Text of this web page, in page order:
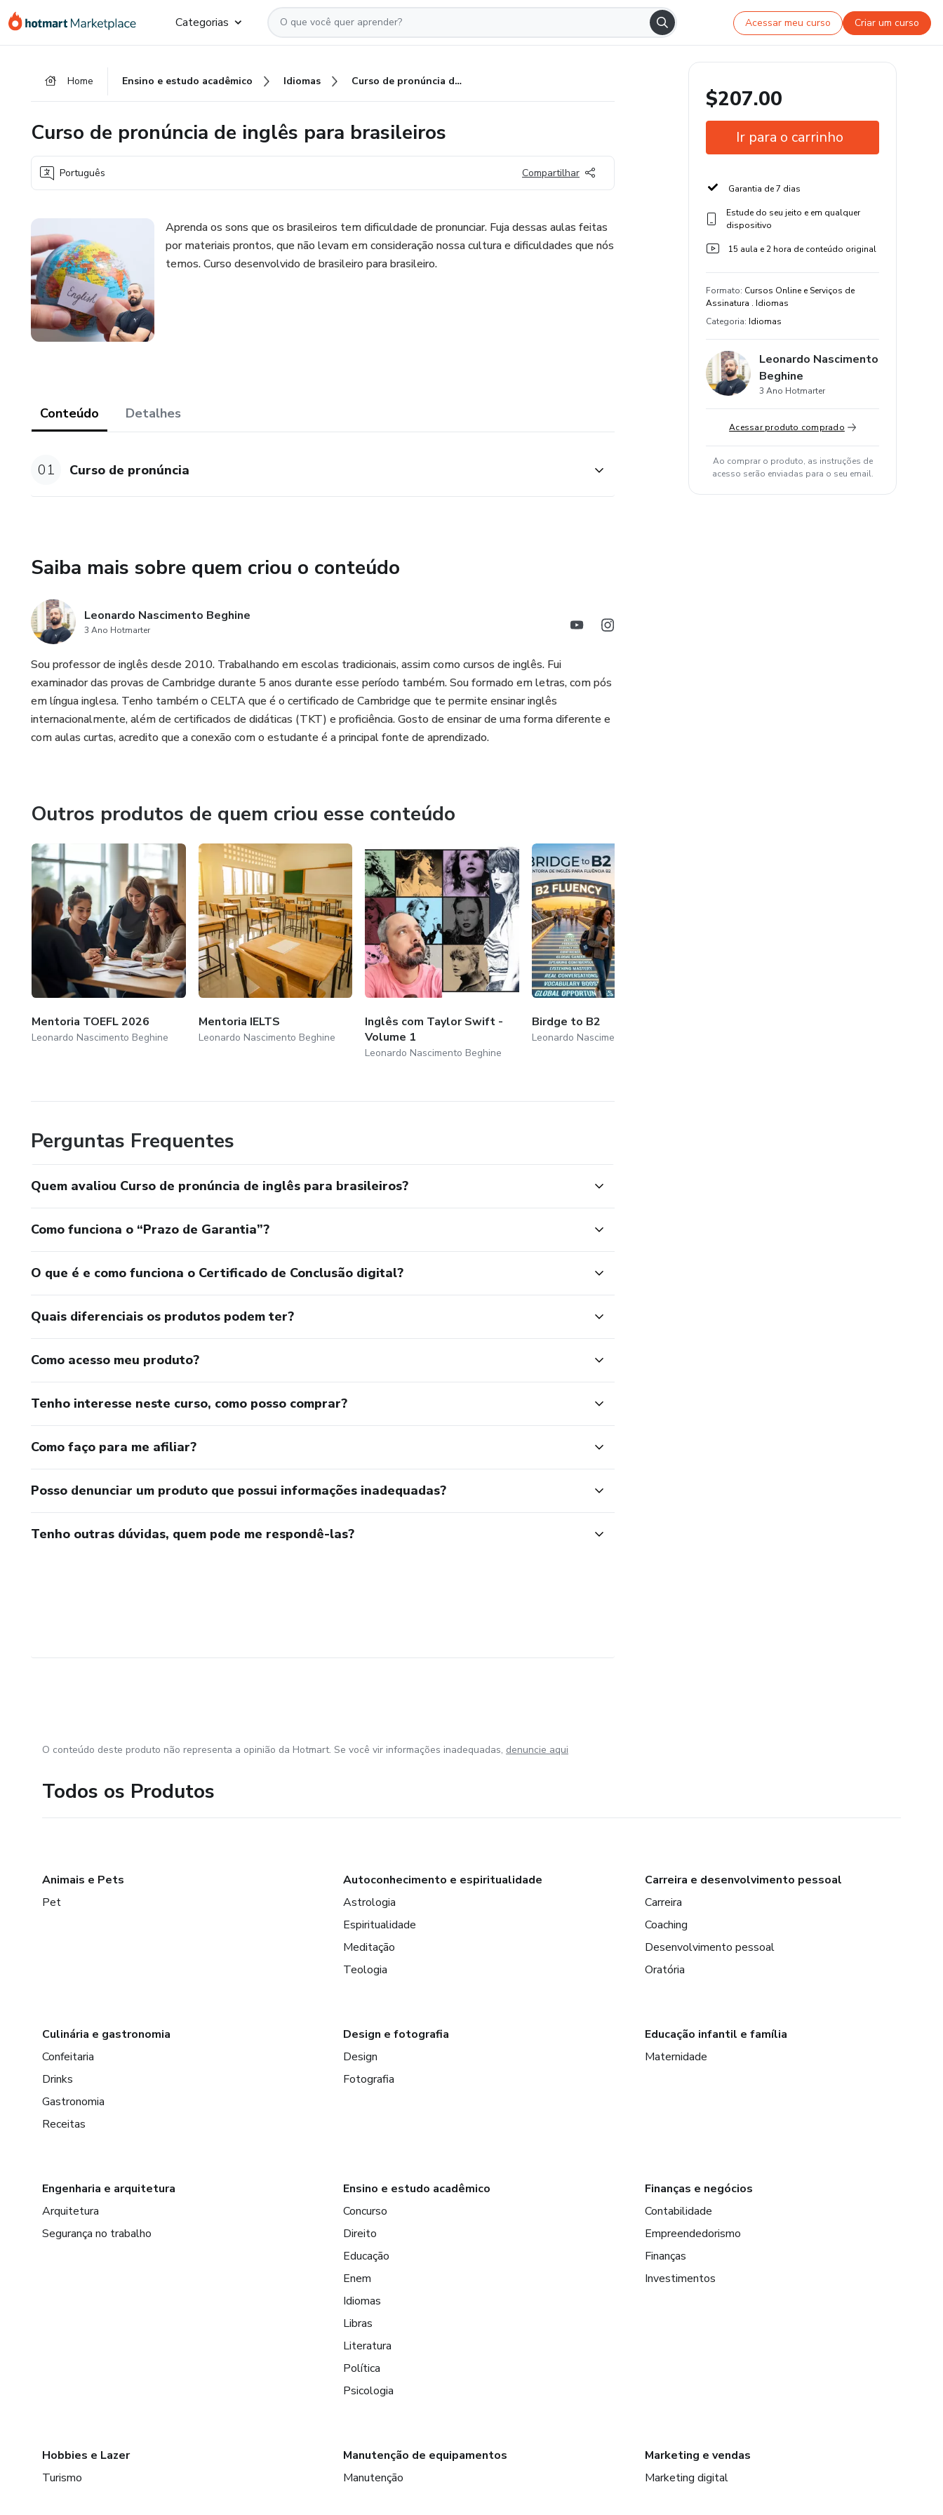
para
para
para
Categorias Acessar meu curso Criar um curso
Home Ensino e estudo acadêmico Idiomas Curso de pronúncia de inglês para brasileiros
Curso de pronúncia de inglês para brasileiros
Português Compartilhar
Aprenda os sons que os brasileiros tem dificuldade de pronunciar. Fuja dessas aulas feitas
por materiais prontos, que não levam em consideração nossa cultura e dificuldades que nós
temos. Curso desenvolvido de brasileiro para brasileiro.
Conteúdo Detalhes
01 Curso de pronúncia
Saiba mais sobre quem criou o conteúdo
Leonardo Nascimento Beghine
3 Ano Hotmarter
Sou professor de inglês desde 2010. Trabalhando em escolas tradicionais, assim como cursos de inglês. Fui
examinador das provas de Cambridge durante 5 anos durante esse período também. Sou formado em letras, com pós
em língua inglesa. Tenho também o CELTA que é o certificado de Cambridge que te permite ensinar inglês
internacionalmente, além de certificados de didáticas (TKT) e proficiência. Gosto de ensinar de uma forma diferente e
com aulas curtas, acredito que a conexão com o estudante é a principal fonte de aprendizado.
Outros produtos de quem criou esse conteúdo
Mentoria TOEFL 2026
Leonardo Nascimento Beghine
Mentoria IELTS
Leonardo Nascimento Beghine
Inglês com Taylor Swift -
Volume 1
Leonardo Nascimento Beghine
Birdge to B2
Leonardo Nascimento Beghine
Perguntas Frequentes
Quem avaliou Curso de pronúncia de inglês para brasileiros?
Como funciona o “Prazo de Garantia”?
O que é e como funciona o Certificado de Conclusão digital?
Quais diferenciais os produtos podem ter?
Como acesso meu produto?
Tenho interesse neste curso, como posso comprar?
Como faço para me afiliar?
Posso denunciar um produto que possui informações inadequadas?
Tenho outras dúvidas, quem pode me respondê-las?
$207.00
Ir para o carrinho
Garantia de 7 dias
Estude do seu jeito e em qualquer
dispositivo
15 aula e 2 hora de conteúdo original
Formato: Cursos Online e Serviços de
Assinatura . Idiomas
Categoria: Idiomas
Leonardo Nascimento
Beghine
3 Ano Hotmarter
Acessar produto comprado
Ao comprar o produto, as instruções de
acesso serão enviadas para o seu email.
O conteúdo deste produto não representa a opinião da Hotmart. Se você vir informações inadequadas, denuncie aqui
Todos os Produtos
Animais e Pets
Pet
Autoconhecimento e espiritualidade
Astrologia
Espiritualidade
Meditação
Teologia
Carreira e desenvolvimento pessoal
Carreira
Coaching
Desenvolvimento pessoal
Oratória
Culinária e gastronomia
Confeitaria
Drinks
Gastronomia
Receitas
Design e fotografia
Design
Fotografia
Educação infantil e família
Maternidade
Engenharia e arquitetura
Arquitetura
Segurança no trabalho
Ensino e estudo acadêmico
Concurso
Direito
Educação
Enem
Idiomas
Libras
Literatura
Política
Psicologia
Finanças e negócios
Contabilidade
Empreendedorismo
Finanças
Investimentos
Hobbies e Lazer
Turismo
Manutenção de equipamentos
Manutenção
Marketing e vendas
Marketing digital